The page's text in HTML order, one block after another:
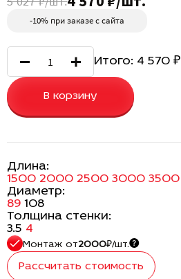
-10% при заказе с сайта
Итого: 4 570 ₽
В корзину
Длина:
1500 2000 2500 3000 3500
Диаметр:
89 108
Толщина стенки:
3.5 4
Монтаж от2000₽/шт.
Рассчитать стоимость